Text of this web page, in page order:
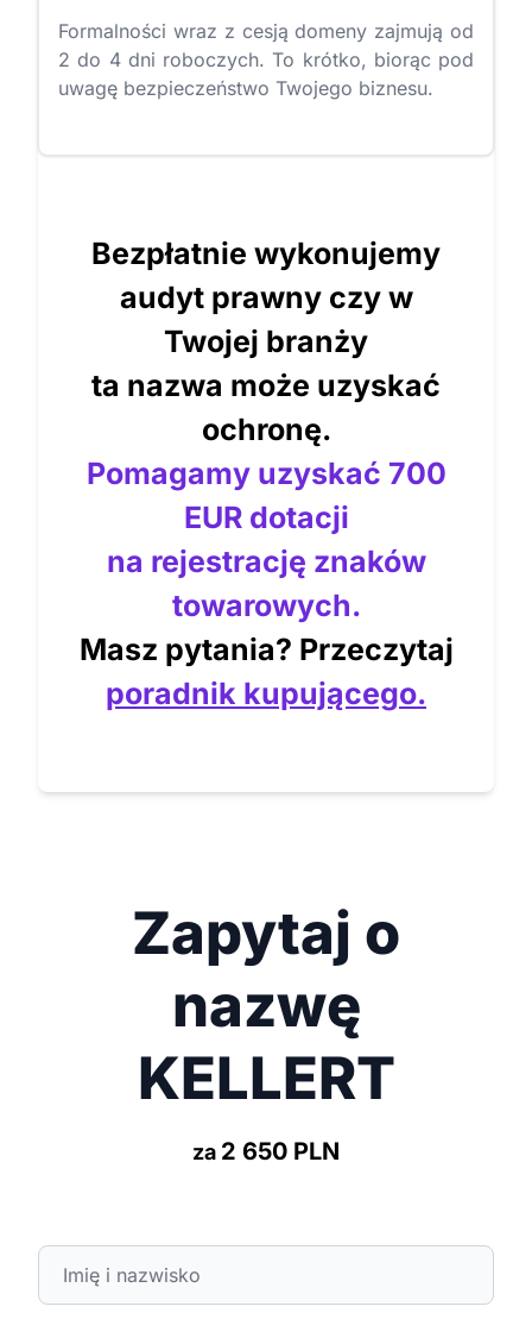
Formalności wraz z cesją domeny zajmują od
2 do 4 dni roboczych. To krótko, biorąc pod
uwagę bezpieczeństwo Twojego biznesu.
Bezpłatnie wykonujemy
audyt prawny czy w
Twojej branży
ta nazwa może uzyskać
ochronę.
Pomagamy uzyskać 700
EUR dotacji
na rejestrację znaków
towarowych.
Masz pytania? Przeczytaj
poradnik kupującego.
Zapytaj o
nazwę
KELLERT
za 2 650 PLN